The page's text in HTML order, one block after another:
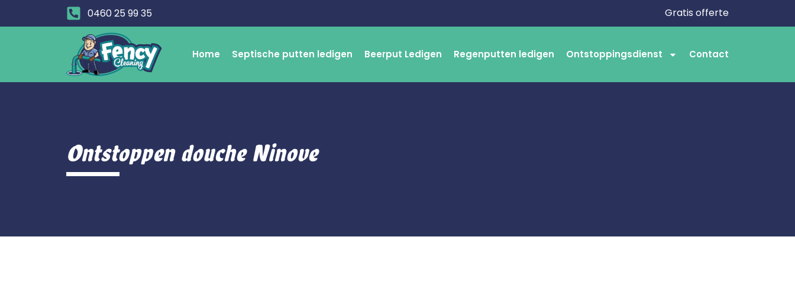
0460 25 99 35 Gratis offerte
Home Septische putten ledigen Beerput Ledigen Regenputten ledigen Ontstoppingsdienst Contact
Ontstoppen douche Ninove